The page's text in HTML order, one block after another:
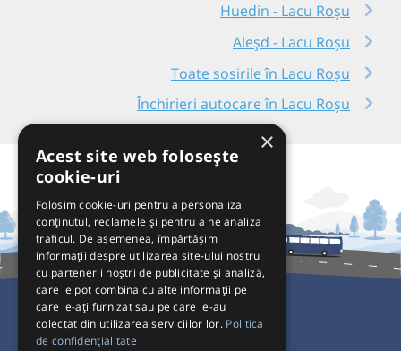
Huedin - Lacu Roșu
Aleșd - Lacu Roșu
Toate sosirile în Lacu Roșu
Închirieri autocare în Lacu Roșu
Pentru Călători
×
Acest site web folosește
cookie-uri
Folosim cookie-uri pentru a personaliza
conținutul, reclamele și pentru a ne analiza
traficul. De asemenea, împărtășim
informații despre utilizarea site-ului nostru
cu partenerii noștri de publicitate și analiză,
care le pot combina cu alte informații pe
care le-ați furnizat sau pe care le-au
colectat din utilizarea serviciilor lor. Politica
de confidențialitate